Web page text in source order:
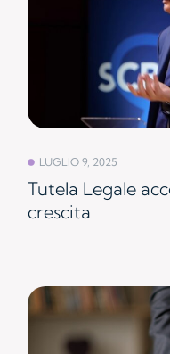
LUGLIO 9, 2025
Tutela Legale
crescita